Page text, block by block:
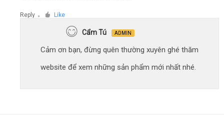
Reply ● Like
Cẩm Tú ADMIN
Cảm ơn bạn, đừng quên thường xuyên ghé thăm
website để xem những sản phẩm mới nhất nhé.